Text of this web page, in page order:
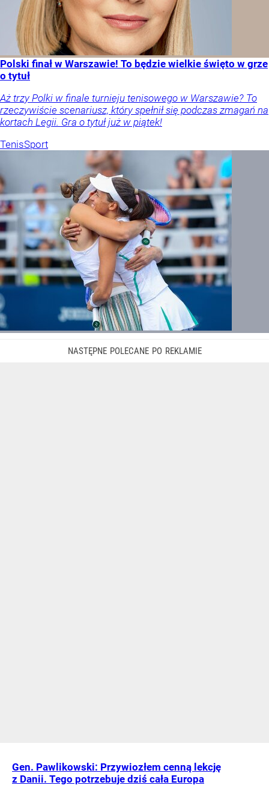
Polski finał w Warszawie! To będzie wielkie święto w grze
o tytuł
Aż trzy Polki w finale turnieju tenisowego w Warszawie? To
rzeczywiście scenariusz, który spełnił się podczas zmagań na
kortach Legii. Gra o tytuł już w piątek!
TenisSport
Gen. Pawlikowski: Przywiozłem cenną lekcję
z Danii. Tego potrzebuje dziś cała Europa